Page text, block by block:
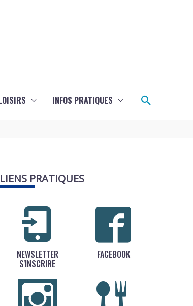
INFOS PRATIQUES
LIENS PRATIQUES
NEWSLETTER
S'INSCRIRE
FACEBOOK